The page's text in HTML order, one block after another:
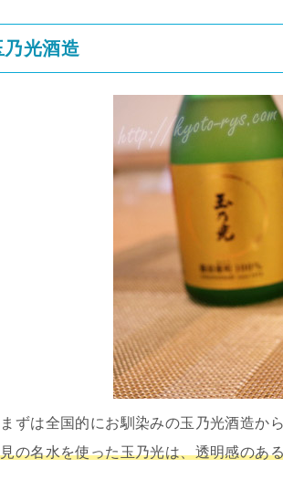
乃光酒造
ずは全国的にお馴染みの玉乃光酒造か
の名水を使った玉乃光は、透明感のあ